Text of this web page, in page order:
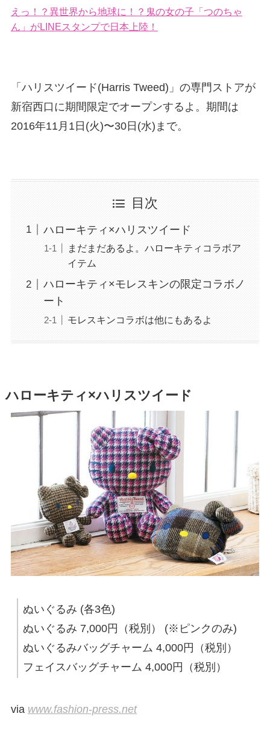
えっ！？異世界から地球に！？鬼の女の子「つのちゃ
ん」がLINEスタンプで日本上陸！
「ハリスツイード(Harris Tweed)」の専門ストアが
新宿西口に期間限定でオープンするよ。期間は
2016年11月1日(火)〜30日(水)まで。
目次
ハローキティ×ハリスツイード
まだまだあるよ。ハローキティコラボア
イテム
ハローキティ×モレスキンの限定コラボノ
ート
モレスキンコラボは他にもあるよ
ハローキティ×ハリスツイード
ぬいぐるみ (各3色)
ぬいぐるみ 7,000円（税別） (※ピンクのみ)
ぬいぐるみバッグチャーム 4,000円（税別）
フェイスバッグチャーム 4,000円（税別）
via www.fashion-press.net